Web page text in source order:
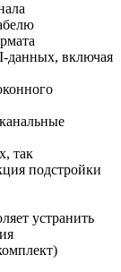
данных, включая
так
подстройки
устранить